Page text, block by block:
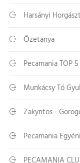
Harsányi
Őzetanya
Pecamania TOP
Munkácsy Tó
Zakyntos -
Pecamania